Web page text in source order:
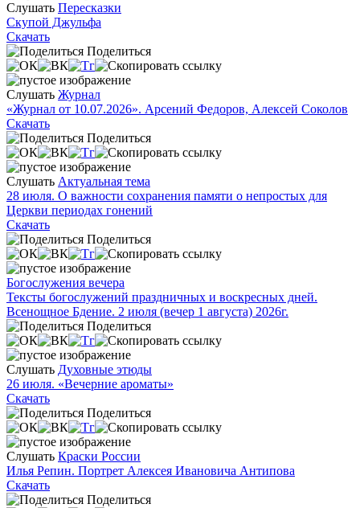
Слушать Пересказки
Скупой Джульфа
Скачать
Поделиться
Слушать Журнал
«Журнал от 10.07.2026». Арсений Федоров, Алексей Соколов
Скачать
Поделиться
Слушать Актуальная тема
28 июля. О важности сохранения памяти о непростых для
Церкви периодах гонений
Скачать
Поделиться
Богослужения вечера
Тексты богослужений праздничных и воскресных дней.
Всенощное Бдение. 2 июля (вечер 1 августа) 2026г.
Поделиться
Слушать Духовные этюды
26 июля. «Вечерние ароматы»
Скачать
Поделиться
Слушать Краски России
Илья Репин. Портрет Алексея Ивановича Антипова
Скачать
Поделиться